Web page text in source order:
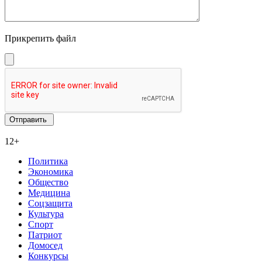
Прикрепить файл
12+
Политика
Экономика
Общество
Медицина
Соцзащита
Культура
Спорт
Патриот
Домосед
Конкурсы